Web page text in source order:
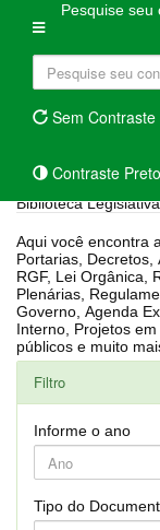
Pesquise seu
Sem Contraste
Contraste Preto
Biblioteca Legislativa
Aqui você encontra as Leis
Portarias, Decretos, Atas,
RGF, Lei Orgânica,
Plenárias,
Governo, Agenda Externa do presidente, Relatório do Controle
Interno, Projetos em tramitação na Câmara, Controle dos bens
públicos e
Filtro
Informe o ano
Tipo do